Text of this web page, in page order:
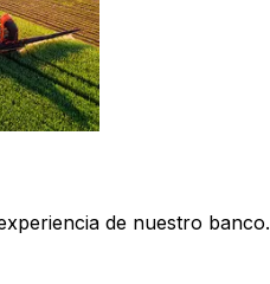
de nuestro banco.